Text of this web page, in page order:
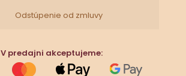
Odstúpenie od zmluvy
V predajni akceptujeme: